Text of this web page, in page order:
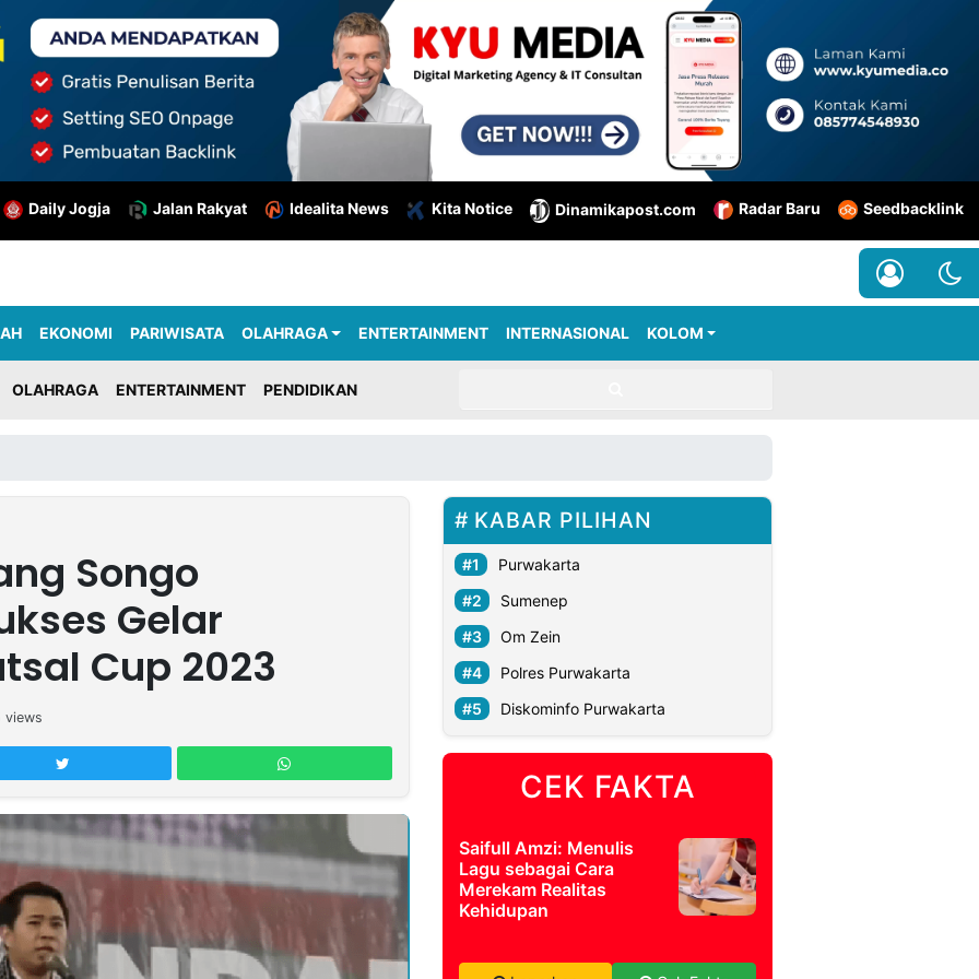
Daily Jogja Jalan Rakyat Idealita News Kita Notice Dinamikapost.com Radar Baru Seedbacklink
EKONOMI PARIWISATA OLAHRAGA ENTERTAINMENT INTERNASIONAL KOLOM
OLAHRAGA ENTERTAINMENT PENDIDIKAN
Songo
Gelar
Cup 2023
views
KABAR PILIHAN
Purwakarta
Sumenep
Om Zein
Polres Purwakarta
Diskominfo Purwakarta
CEK FAKTA
Saifull Amzi: Menulis
Lagu sebagai Cara
Merekam Realitas
Kehidupan